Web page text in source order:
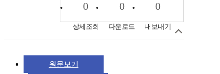
0
상세조회
0
다운로드
0
내보내기
원문보기